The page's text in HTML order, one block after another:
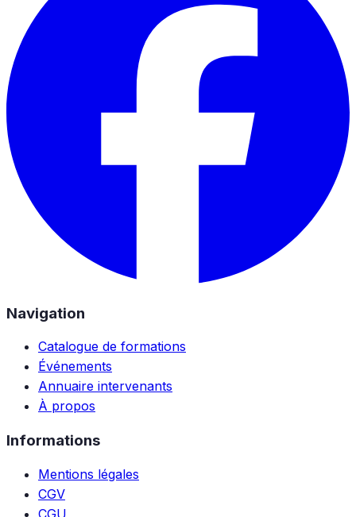
Navigation
Catalogue de formations
Événements
Annuaire intervenants
À propos
Informations
Mentions légales
CGV
CGU